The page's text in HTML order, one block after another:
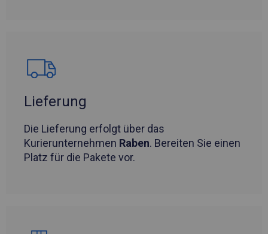
Lieferung
Die Lieferung erfolgt über das
Kurierunternehmen Raben. Bereiten Sie einen
Platz für die Pakete vor.